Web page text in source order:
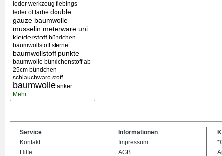
leder werkzeug fiebings
leder öl farbe double
gauze baumwolle
musselin meterware uni
kleiderstoff bündchen
baumwollstoff sterne
baumwollstoff punkte
baumwolle bündchenstoff ab
25cm bündchen
schlauchware stoff
baumwolle anker
Mehr...
Service
Kontakt
Hilfe
Informationen
Impressum
AGB